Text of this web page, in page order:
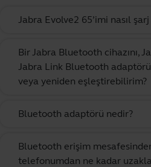
Jabra Evolve2 65’imi nasıl
Bir Jabra Bluetooth cihazını,
Jabra Link Bluetooth
veya yeniden eşleştirebilirim?
Bluetooth adaptörü nedir?
Bluetooth erişim
telefonumdan ne kadar